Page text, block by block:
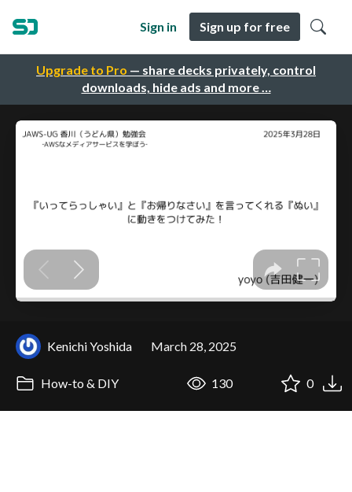
Upgrade to Pro — share decks privately, control
downloads, hide ads and more …
Sign in Sign up for free
Kenichi Yoshida March 28, 2025
How-to & DIY 130 0